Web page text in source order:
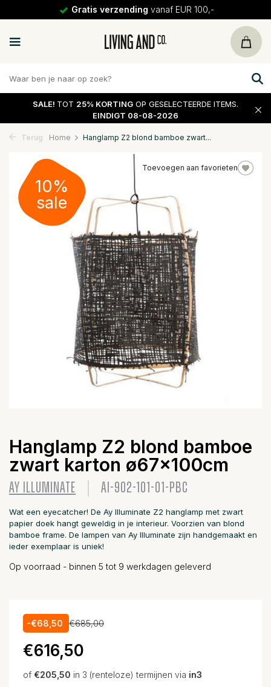
Gratis verzending vanaf EUR 100,-
SALE! TOT 25% KORTING OP GESELECTEERDE ITEMS.
EINDIGT 08-08-2026
Terug Home Hanglamp Z2 blond bamboe zwart...
Toevoegen aan favorieten
10%
sale
Hanglamp Z2 blond bamboe
zwart karton ø67x100cm
AY ILLUMINATE AI-902-101-01-PBC
Wat een eyecatcher! De Ay Illuminate Z2 hanglamp met zwart
papier doek hangt geweldig in je interieur. Voorzien van blond
bamboe frame. De lampen van Ay Illuminate zijn handgemaakt en
ieder exemplaar is uniek!
Op voorraad - binnen 5 tot 9 werkdagen geleverd
-€68,50 €685,00
€616,50
of €205,50 in 3 (renteloze) termijnen via in3